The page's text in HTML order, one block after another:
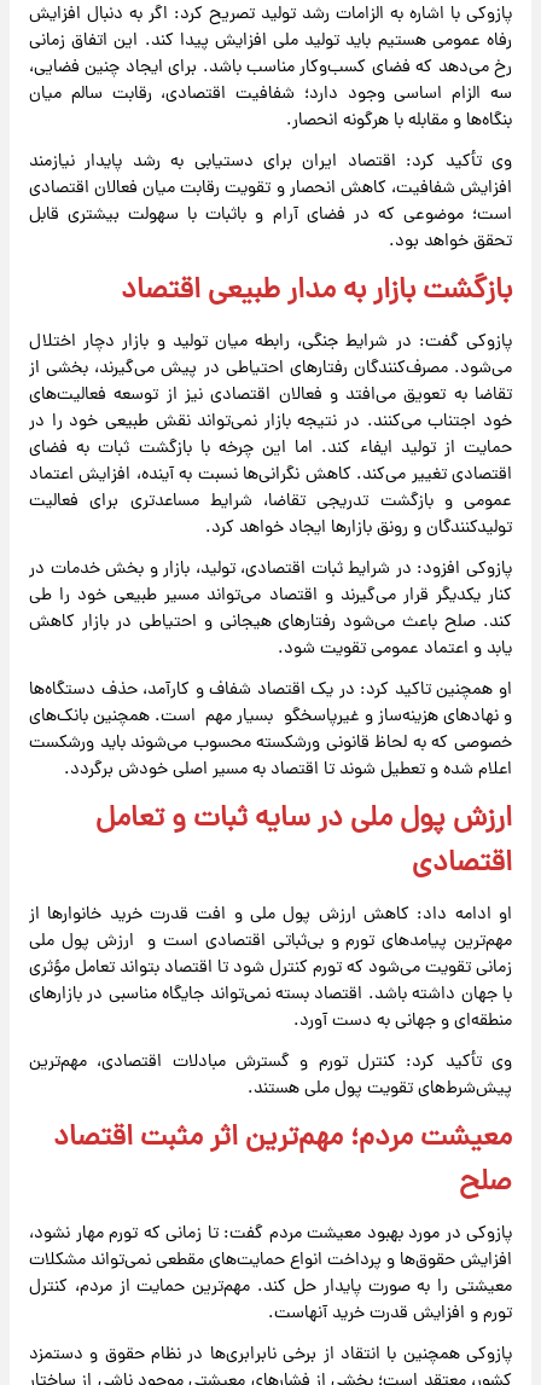
پازوکی با اشاره به الزامات رشد تولید تصریح کرد: اگر به دنبال افزایش
رفاه عمومی هستیم باید تولید ملی افزایش پیدا کند. این اتفاق زمانی
رخ می‌دهد که فضای کسب‌وکار مناسب باشد. برای ایجاد چنین فضایی،
سه الزام اساسی وجود دارد؛ شفافیت اقتصادی، رقابت سالم میان
بنگاه‌ها و مقابله با هرگونه انحصار.
وی تأکید کرد: اقتصاد ایران برای دستیابی به رشد پایدار نیازمند
افزایش شفافیت، کاهش انحصار و تقویت رقابت میان فعالان اقتصادی
است؛ موضوعی که در فضای آرام و باثبات با سهولت بیشتری قابل
تحقق خواهد بود.
بازگشت بازار به مدار طبیعی اقتصاد
پازوکی گفت: در شرایط جنگی، رابطه میان تولید و بازار دچار اختلال
می‌شود. مصرف‌کنندگان رفتارهای احتیاطی در پیش می‌گیرند، بخشی از
تقاضا به تعویق می‌افتد و فعالان اقتصادی نیز از توسعه فعالیت‌های
خود اجتناب می‌کنند. در نتیجه بازار نمی‌تواند نقش طبیعی خود را در
حمایت از تولید ایفاء کند. اما این چرخه با بازگشت ثبات به فضای
اقتصادی تغییر می‌کند. کاهش نگرانی‌ها نسبت به آینده، افزایش اعتماد
عمومی و بازگشت تدریجی تقاضا، شرایط مساعدتری برای فعالیت
تولیدکنندگان و رونق بازارها ایجاد خواهد کرد.
پازوکی افزود: در شرایط ثبات اقتصادی، تولید، بازار و بخش خدمات در
کنار یکدیگر قرار می‌گیرند و اقتصاد می‌تواند مسیر طبیعی خود را طی
کند. صلح باعث می‌شود رفتارهای هیجانی و احتیاطی در بازار کاهش
یابد و اعتماد عمومی تقویت شود.
او همچنین تاکید کرد: در یک اقتصاد شفاف و کارآمد، حذف دستگاه‌ها
و نهادهای هزینه‌ساز و غیرپاسخگو بسیار مهم است. همچنین بانک‌های
خصوصی که به لحاظ قانونی ورشکسته محسوب می‌شوند باید ورشکست
اعلام شده و تعطیل شوند تا اقتصاد به مسیر اصلی خودش برگردد.
ارزش پول ملی در سایه ثبات و تعامل
اقتصادی
او ادامه داد: کاهش ارزش پول ملی و افت قدرت خرید خانوارها از
مهم‌ترین پیامدهای تورم و بی‌ثباتی اقتصادی است و ارزش پول ملی
زمانی تقویت می‌شود که تورم کنترل شود تا اقتصاد بتواند تعامل مؤثری
با جهان داشته باشد. اقتصاد بسته نمی‌تواند جایگاه مناسبی در بازارهای
منطقه‌ای و جهانی به دست آورد.
وی تأکید کرد: کنترل تورم و گسترش مبادلات اقتصادی، مهم‌ترین
پیش‌شرط‌های تقویت پول ملی هستند.
معیشت مردم؛ مهم‌ترین اثر مثبت اقتصاد
صلح
پازوکی در مورد بهبود معیشت مردم گفت: تا زمانی که تورم مهار نشود،
افزایش حقوق‌ها و پرداخت انواع حمایت‌های مقطعی نمی‌تواند مشکلات
معیشتی را به صورت پایدار حل کند. مهم‌ترین حمایت از مردم، کنترل
تورم و افزایش قدرت خرید آنهاست.
پازوکی همچنین با انتقاد از برخی نابرابری‌ها در نظام حقوق و دستمزد